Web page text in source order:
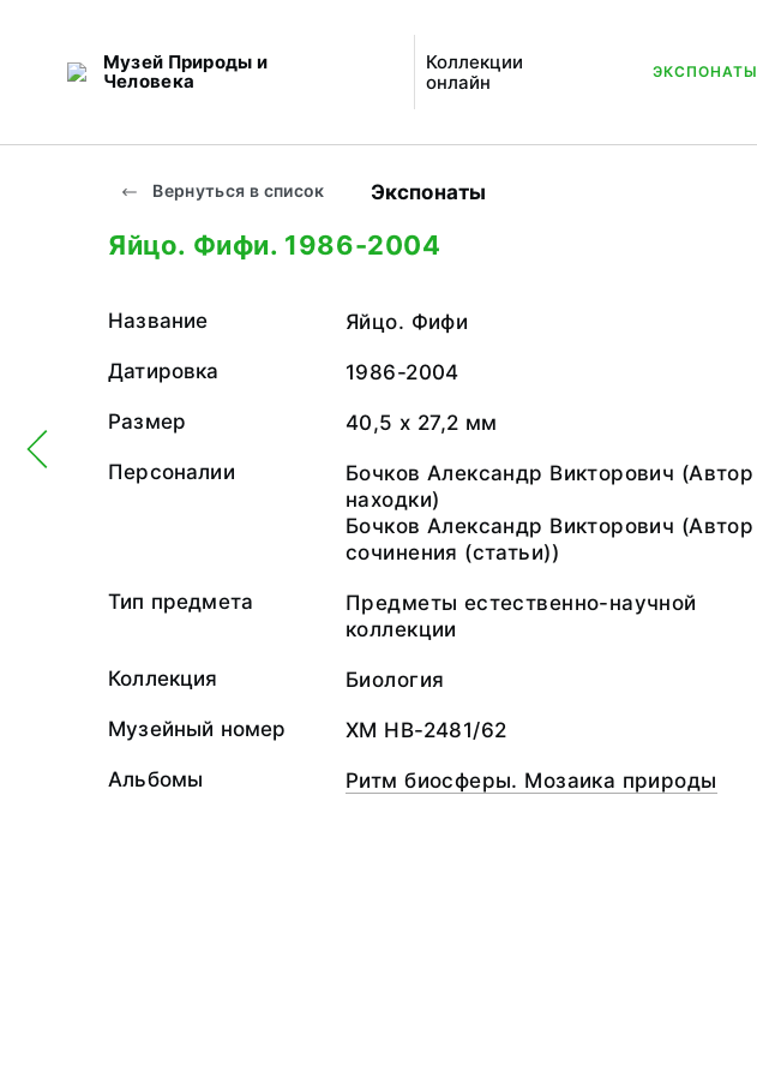
Музей Природы и
Человека
Коллекции
онлайн
ЭКСПОНАТЫ
Вернуться в список Экспонаты
Яйцо. Фифи. 1986-2004
Название Яйцо. Фифи
Датировка 1986-2004
Размер 40,5 х 27,2 мм
Персоналии
Бочков Александр Викторович (Автор
находки)
Бочков Александр Викторович (Автор
сочинения (статьи))
Тип предмета
Предметы естественно-научной
коллекции
Коллекция Биология
Музейный номер ХМ НВ-2481/62
Альбомы Ритм биосферы. Мозаика природы